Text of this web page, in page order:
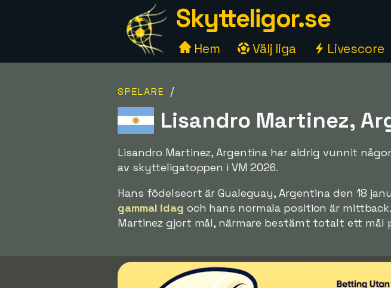
Skytteligor.se
Hem Välj liga Livescore
SPELARE /
Lisandro Martinez,
Lisandro Martinez, Argentina har aldrig vunnit
av skytteligatoppen i VM 2026.
Hans födelseort är Gualeguay, Argentina den 18
gammal idag och hans normala position är
Martinez gjort mål, närmare bestämt totalt ett mål